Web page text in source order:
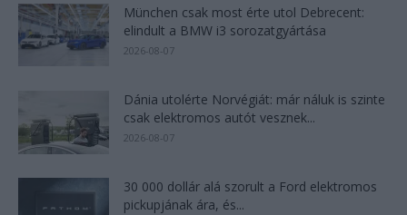
München csak most érte utol Debrecent:
elindult a BMW i3 sorozatgyártása
2026-08-07
Dánia utolérte Norvégiát: már náluk is szinte
csak elektromos autót vesznek...
2026-08-07
30 000 dollár alá szorult a Ford elektromos
pickupjának ára, és...